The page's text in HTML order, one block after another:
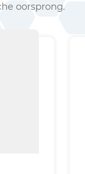
oorsprong.